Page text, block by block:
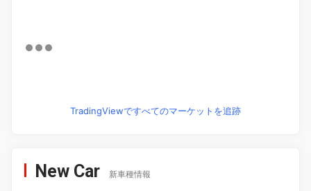
TradingViewですべてのマーケットを追跡
New Car 新車種情報